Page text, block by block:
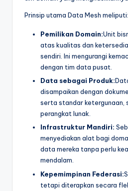
Prinsip utama Data Mesh meliputi:
Pemilikan Domain:Unit
atas kualitas dan
sendiri. Ini mengurangi
dengan tim data pusat.
Data sebagai Produk:
disampaikan dengan
serta standar ketergunaan,
perangkat lunak.
Infrastruktur Mandiri:
menyediakan alat bagi
data mereka tanpa perlu
mendalam.
Kepemimpinan Federasi:
tetapi diterapkan secara